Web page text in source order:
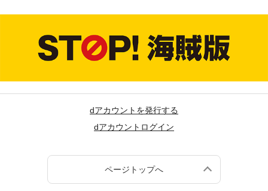
dアカウントを発行する
dアカウントログイン
ページトップへ